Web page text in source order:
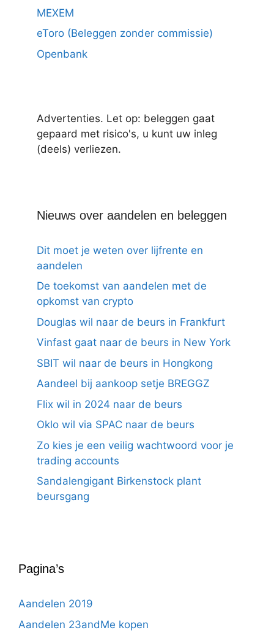
MEXEM
eToro (Beleggen zonder commissie)
Openbank
Advertenties. Let op: beleggen gaat
gepaard met risico's, u kunt uw inleg
(deels) verliezen.
Nieuws over aandelen en beleggen
Dit moet je weten over lijfrente en
aandelen
De toekomst van aandelen met de
opkomst van crypto
Douglas wil naar de beurs in Frankfurt
Vinfast gaat naar de beurs in New York
SBIT wil naar de beurs in Hongkong
Aandeel bij aankoop setje BREGGZ
Flix wil in 2024 naar de beurs
Oklo wil via SPAC naar de beurs
Zo kies je een veilig wachtwoord voor je
trading accounts
Sandalengigant Birkenstock plant
beursgang
Pagina’s
Aandelen 2019
Aandelen 23andMe kopen